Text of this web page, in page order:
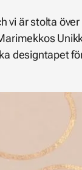
vi är stolta
designtapet